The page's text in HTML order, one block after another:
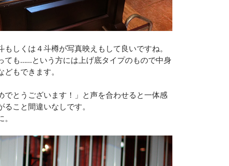
もしくは４斗樽が写真映えもして良いですね。
ても……という方には上げ底タイプのもので中身
どもできます。
でとうございます！」と声を合わせると一体感
ること間違いなしです。
。